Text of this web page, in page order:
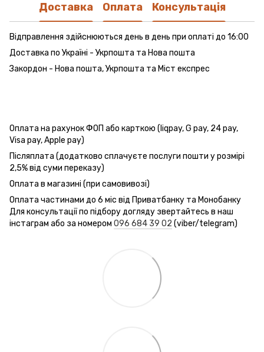
Доставка Оплата Консультація
Відправлення здійснюються день в день при оплаті до 16:00
Доставка по Україні - Укрпошта та Нова пошта
Закордон - Нова пошта, Укрпошта та Міст експрес
Оплата на рахунок ФОП або карткою (liqpay, G pay, 24 pay,
Visa pay, Apple pay)
Післяплата (додатково сплачуєте послуги пошти у розмірі
2,5% від суми переказу)
Оплата в магазині (при самовивозі)
Оплата частинами до 6 міс від Приватбанку та Монобанку
Для консультації по підбору догляду звертайтесь в наш
інстаграм або за номером 096 684 39 02 (viber/telegram)